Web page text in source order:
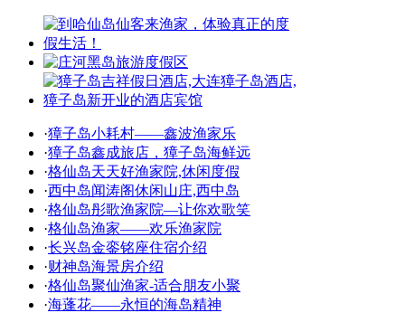
·獐子岛小耗村——鑫波渔家乐
·獐子岛鑫成旅店，獐子岛海鲜远
·格仙岛天天好渔家院,休闲度假
·西中岛闻涛阁休闲山庄,西中岛
·格仙岛彤歌渔家院—让你欢歌笑
·格仙岛渔家——欢乐渔家院
·长兴岛金銮铭座住宿介绍
·财神岛海景房介绍
·格仙岛聚仙渔家-适合朋友小聚
·海蓬花——永恒的海岛精神